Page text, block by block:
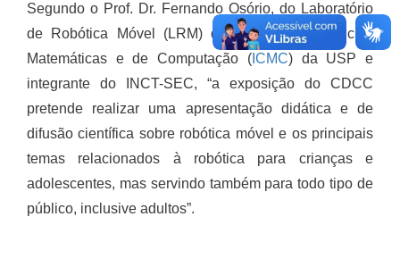
Segundo o Prof. Dr. Fernando Osório, do Laboratório
de Robótica Móvel (LRM) do Instituto de Ciências
Matemáticas e de Computação (ICMC) da USP e
integrante do INCT-SEC, “a exposição do CDCC
pretende realizar uma apresentação didática e de
difusão científica sobre robótica móvel e os principais
temas relacionados à robótica para crianças e
adolescentes, mas servindo também para todo tipo de
público, inclusive adultos”.